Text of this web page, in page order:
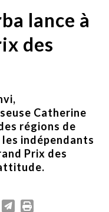
lance à
des
Catherine
régions de
les indépendants
Prix des